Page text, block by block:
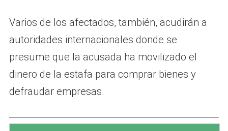
Varios de los afectados, también, acudirán a
autoridades internacionales donde se
presume que la acusada ha movilizado el
dinero de la estafa para comprar bienes y
defraudar empresas.